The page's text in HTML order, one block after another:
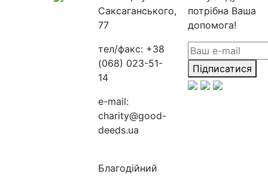
Саксаганського,
77
тел/факс: +38
(068) 023-51-
14
e-mail:
charity@good-
deeds.ua
Благодійний
потрібна Ваша
допомога!
Підписатися